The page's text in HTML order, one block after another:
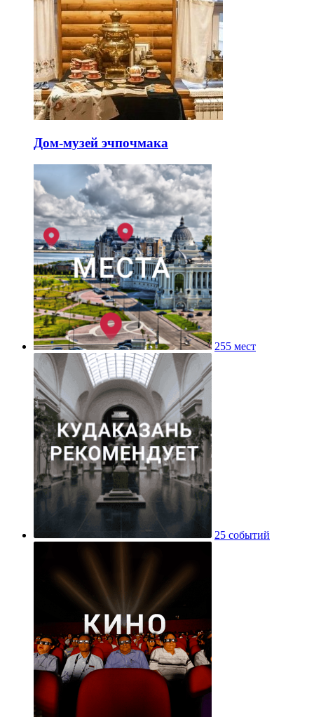
Дом-музей эчпочмака
255 мест
25 событий